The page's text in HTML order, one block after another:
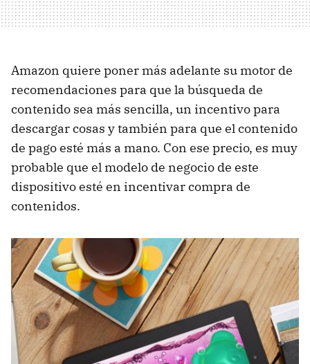
Amazon quiere poner más adelante su motor de
recomendaciones para que la búsqueda de
contenido sea más sencilla, un incentivo para
descargar cosas y también para que el contenido
de pago esté más a mano. Con ese precio, es muy
probable que el modelo de negocio de este
dispositivo esté en incentivar compra de
contenidos.